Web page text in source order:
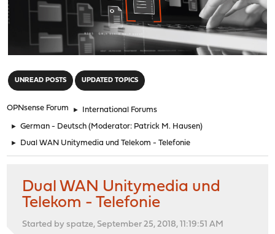
UNREAD POSTS UPDATED TOPICS
OPNsense Forum ► International Forums
► German - Deutsch (Moderator: Patrick M. Hausen)
► Dual WAN Unitymedia und Telekom - Telefonie
Dual WAN Unitymedia und
Telekom - Telefonie
Started by spatze, September 25, 2018, 11:19:51 AM